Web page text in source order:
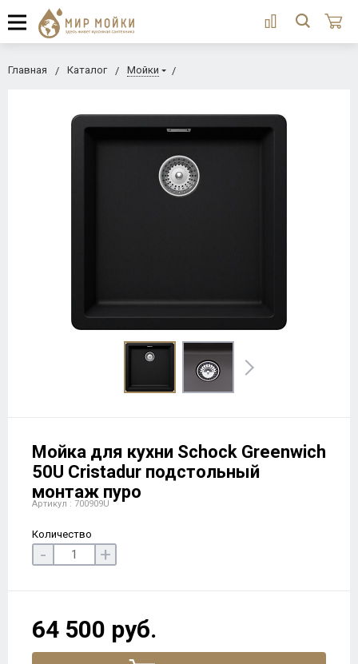
Главная Каталог Мойки
Мойка для кухни Schock Greenwich
50U Cristadur подстольный
монтаж пуро
Артикул : 700909U
Количество
- +
64 500 руб.